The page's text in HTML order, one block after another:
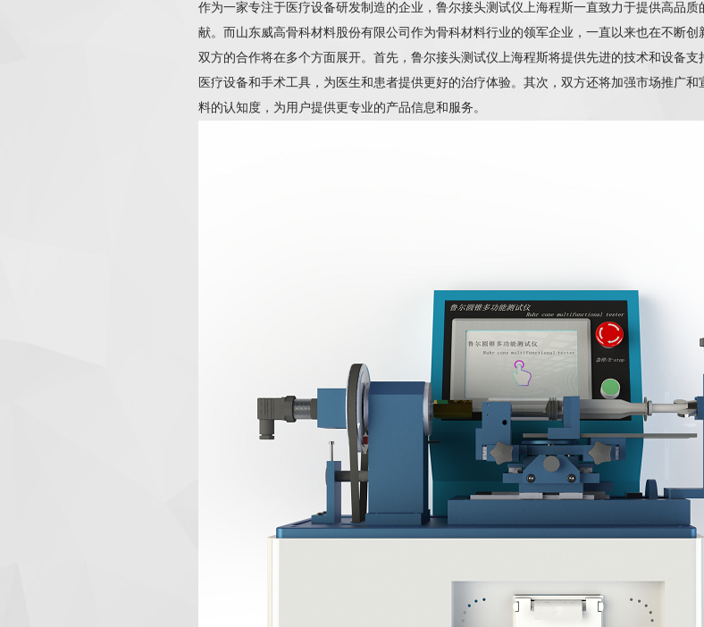
作为一家专注于医疗设备研发制造的企业，鲁尔接头测试仪上海程斯一直致力于提供高品
献。而山东威高骨科材料股份有限公司作为骨科材料行业的领军企业，一直以来也在不断创
双方的合作将在多个方面展开。首先，鲁尔接头测试仪上海程斯将提供先进的技术和设备
医疗设备和手术工具，为医生和患者提供更好的治疗体验。其次，双方还将加强市场推广
料的认知度，为用户提供更专业的产品信息和服务。